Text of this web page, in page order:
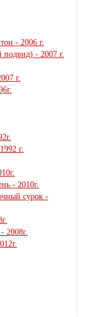
- 2006 г.
подвид) - 2007 г.
г.
г.
- 2010г.
сурок -
2008г.